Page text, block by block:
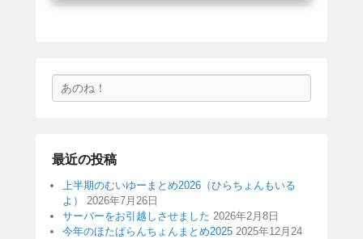
索
最近の投稿
上半期のむいゆーまとめ2026（ひらちょんもいる
よ）
2026年7月26日
サーバーをお引越しさせました 2026年2月8日
今年のほたぱらんちょんまとめ2025 2025年12月24